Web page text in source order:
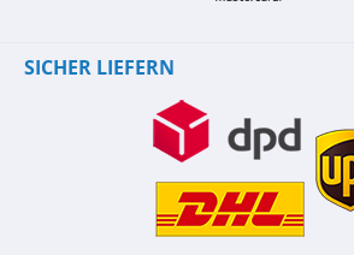
SICHER LIEFERN